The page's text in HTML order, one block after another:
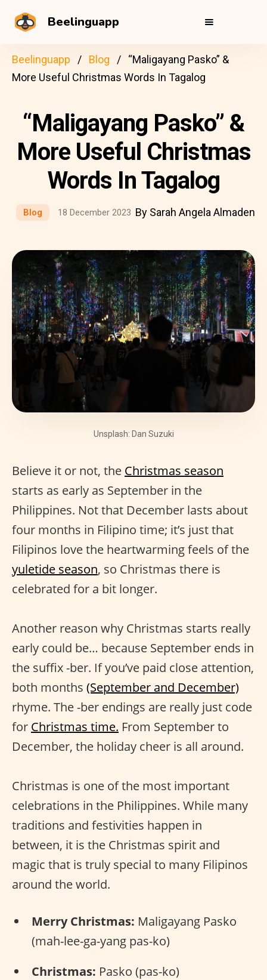
Beelinguapp
Beelinguapp Blog
“Maligayang Pasko” &
More Useful Christmas Words In Tagalog
“Maligayang Pasko” &
More Useful Christmas
Words In Tagalog
Blog 18 December 2023 By Sarah Angela Almaden
Unsplash: Dan Suzuki
Believe it or not, the Christmas season
starts as early as September in the
Philippines. Not that December lasts about
four months in Filipino time; it’s just that
Filipinos love the heartwarming feels of the
yuletide season, so Christmas there is
celebrated for a bit longer.
Another reason why Christmas starts really
early could be… because September ends in
the suffix -ber. If you’ve paid close attention,
both months (September and December)
rhyme. The -ber endings are really just code
for Christmas time. From September to
December, the holiday cheer is all around.
Christmas is one of the most important
celebrations in the Philippines. While many
traditions and festivities happen in
between, it is the Christmas spirit and
magic that is truly special to many Filipinos
around the world.
Merry Christmas: Maligayang Pasko
(mah-lee-ga-yang pas-ko)
Christmas: Pasko (pas-ko)